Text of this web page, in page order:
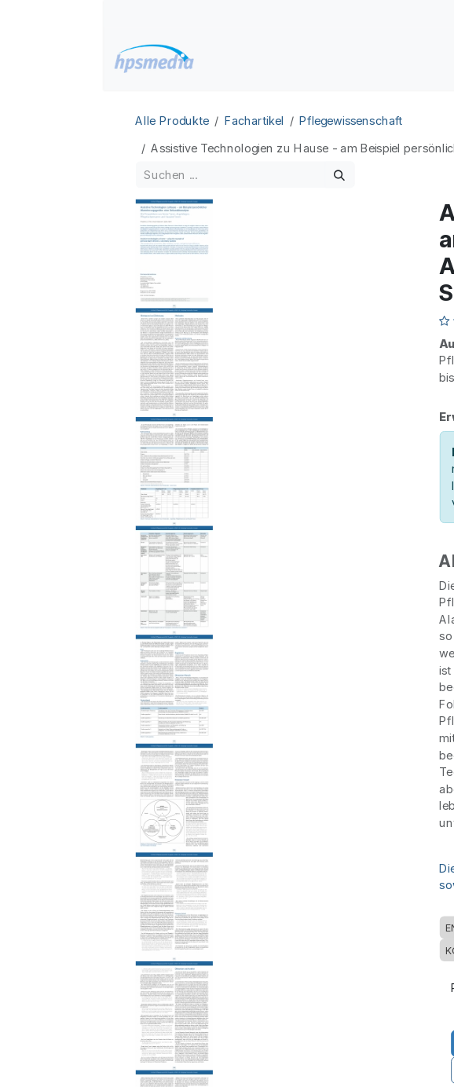
Alle Produkte Fachartikel
Pflegewissenschaft
Assistive Technologien zu Hause - am Beispiel
ist